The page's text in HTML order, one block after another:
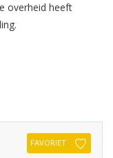
overheid heeft
FAVORIET